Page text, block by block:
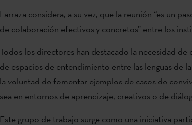
Larraza considera, a su vez, que la reunión “es un
de colaboración efectivos y concretos” entre los
Todos los directores han destacado la necesidad
de espacios de entendimiento entre las lenguas de
la voluntad de fomentar ejemplos de casos de
sea en entornos de aprendizaje, creativos o de
Este grupo de trabajo surge como una iniciativa